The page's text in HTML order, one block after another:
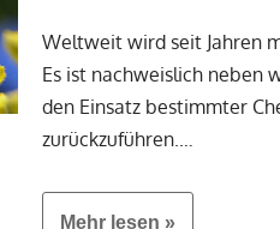
Weltweit wird seit Jahren
Es ist nachweislich neben
den Einsatz bestimmter
zurückzuführen.…
Mehr lesen »